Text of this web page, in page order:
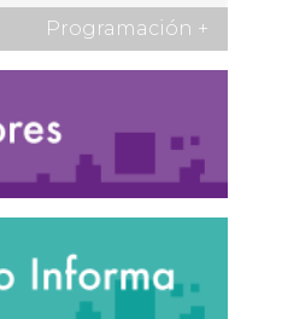
Programación +